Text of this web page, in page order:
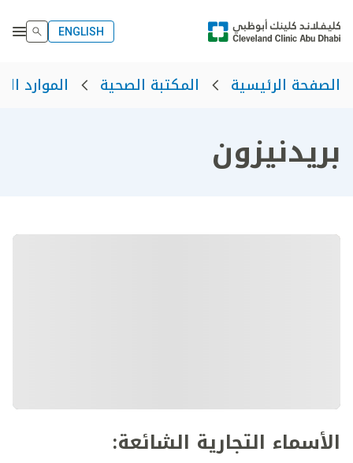
ENGLISH
الصفحة الرئيسية المكتبة الصحية الموارد
بريدنيزون
الأسماء التجارية الشائعة: